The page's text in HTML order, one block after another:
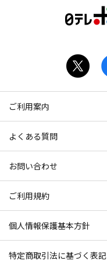
ご利用案内
よくある質問
お問い合わせ
ご利用規約
個人情報保護基本方針
特定商取引法に基づく表記